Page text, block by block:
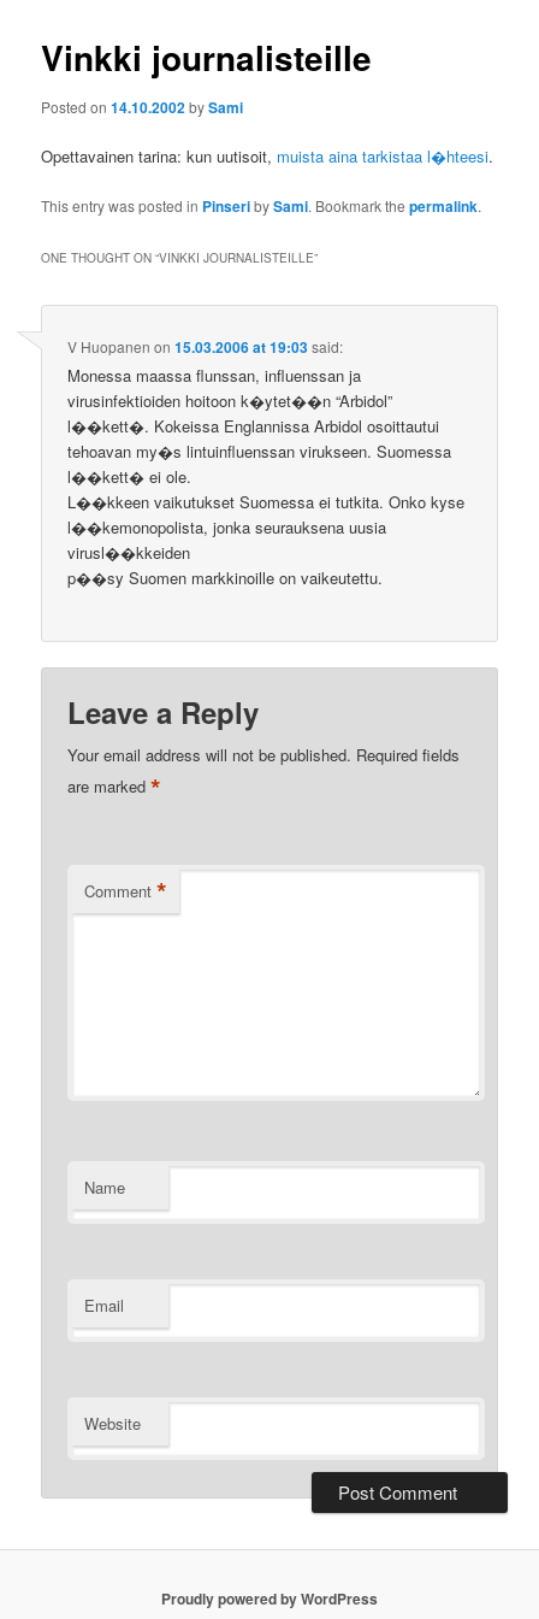
Vinkki journalisteille
Posted on14.10.2002bySami
Opettavainen tarina: kun uutisoit, muista aina tarkistaa l�hteesi.
This entry was posted in PinseribySami. Bookmark thepermalink.
ONE THOUGHT ON “VINKKI JOURNALISTEILLE”
V Huopanen on15.03.2006 at 19:03said:
Monessa maassa flunssan, influenssan ja
virusinfektioiden hoitoon k�ytet��n “Arbidol”
l��kett�. Kokeissa Englannissa Arbidol osoittautui
tehoavan my�s lintuinfluenssan virukseen. Suomessa
l��kett� ei ole.
L��kkeen vaikutukset Suomessa ei tutkita. Onko kyse
l��kemonopolista, jonka seurauksena uusia
virusl��kkeiden
p��sy Suomen markkinoille on vaikeutettu.
Leave a Reply
Your email address will not be published. Required fields
are marked*
Comment *
Name
Email
Website
Proudly powered by WordPress